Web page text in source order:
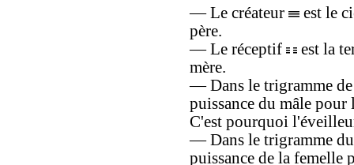
— Le créateur
est le
père.
— Le réceptif
est la
mère.
— Dans le trigramme
puissance du mâle
C'est pourquoi
— Dans le trigramme
puissance de la femelle